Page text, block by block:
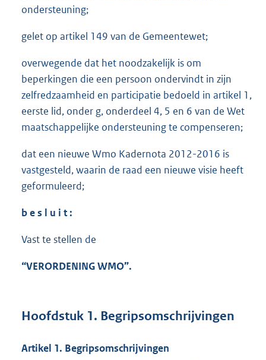
ondersteuning;
gelet op artikel 149 van de Gemeentewet;
overwegende dat het noodzakelijk is om
beperkingen die een persoon ondervindt in zijn
zelfredzaamheid en participatie bedoeld in artikel 1,
eerste lid, onder g, onderdeel 4, 5 en 6 van de Wet
maatschappelijke ondersteuning te compenseren;
dat een nieuwe Wmo Kadernota 2012-2016 is
vastgesteld, waarin de raad een nieuwe visie heeft
geformuleerd;
b e s l u i t :
Vast te stellen de
“VERORDENING WMO”.
Hoofdstuk 1. Begripsomschrijvingen
Artikel 1. Begripsomschrijvingen